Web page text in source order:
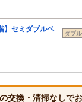
】セミダブルベ
ダブル
交換・清掃なしで